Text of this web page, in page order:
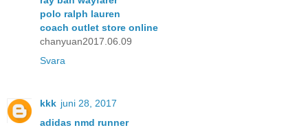
polo ralph lauren
coach outlet store online
chanyuan2017.06.09
Svara
kkk juni 28, 2017
adidas nmd runner